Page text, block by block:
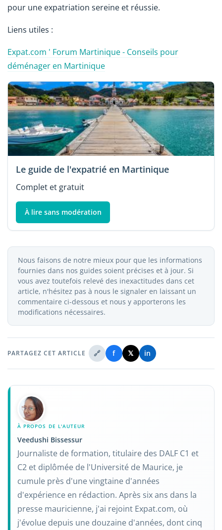
pour une expatriation sereine et réussie.
Liens utiles :
Expat.com ' Forum Martinique - Conseils pour
déménager en Martinique
Le guide de l'expatrié en Martinique
Complet et gratuit
À lire sans modération
Nous faisons de notre mieux pour que les informations
fournies dans nos guides soient précises et à jour. Si
vous avez toutefois relevé des inexactitudes dans cet
article, n'hésitez pas à nous le signaler en laissant un
commentaire ci-dessous et nous y apporterons les
modifications nécessaires.
PARTAGEZ CET ARTICLE 🔗 f 𝕏 in
À PROPOS DE L'AUTEUR
Veedushi Bissessur
Journaliste de formation, titulaire des DALF C1 et
C2 et diplômée de l'Université de Maurice, je
cumule près d'une vingtaine d'années
d'expérience en rédaction. Après six ans dans la
presse mauricienne, j'ai rejoint Expat.com, où
j'évolue depuis une douzaine d'années, dont cinq